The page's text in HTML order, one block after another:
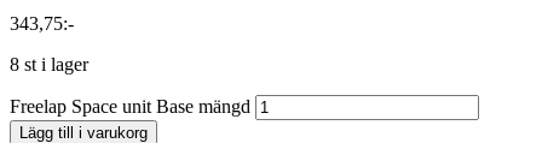
343,75:-
8 st i lager
Freelap Space unit Base mängd
Lägg till i varukorg